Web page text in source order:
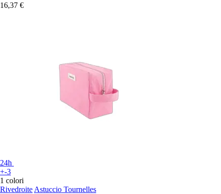
16,37 €
24h
+-3
1 colori
Rivedroite Astuccio Tournelles